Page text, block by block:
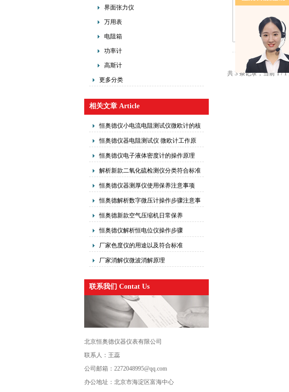
界面张力仪
万用表
电阻箱
功率计
高斯计
更多分类
相关文章 Article
恒奥德仪小电流电阻测试仪微欧计的核
心原理操作使用
恒奥德仪器电阻测试仪 微欧计工作原
理基本操作步骤
恒奥德仪电子液体密度计的操作原理
解析新款二氧化硫检测仪分类符合标准
恒奥德仪器测厚仪使用保养注意事项
恒奥德解析数字微压计操作步骤注意事
项
恒奥德新款空气压缩机日常保养
恒奥德仪解析恒电位仪操作步骤
厂家色度仪的用途以及符合标准
厂家消解仪微波消解原理
联系我们 Contat Us
北京恒奥德仪器仪表有限公司
联系人：王蕊
公司邮箱：2272048995@qq.com
办公地址：北京市海淀区富海中心
共 3 条记录，当前 1 /